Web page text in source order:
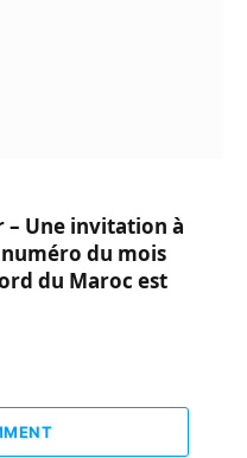
– Une invitation à
du mois
du Maroc est